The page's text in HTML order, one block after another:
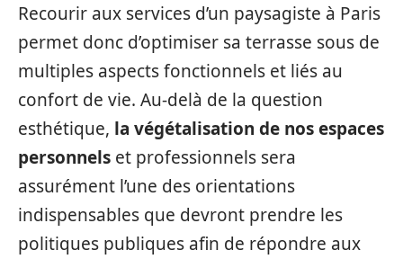
Recourir aux services d’un paysagiste à Paris
permet donc d’optimiser sa terrasse sous de
multiples aspects fonctionnels et liés au
confort de vie. Au-delà de la question
esthétique, la végétalisation de nos espaces
personnels et professionnels sera
assurément l’une des orientations
indispensables que devront prendre les
politiques publiques afin de répondre aux